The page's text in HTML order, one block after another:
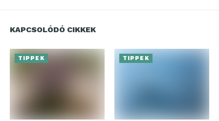
KAPCSOLÓDÓ CIKKEK
TIPPEK TIPPEK